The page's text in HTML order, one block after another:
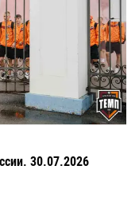
30.07.2026